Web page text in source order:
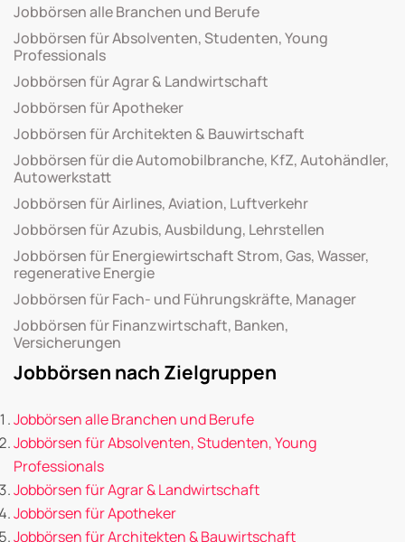
Jobbörsen alle Branchen und Berufe
Jobbörsen für Absolventen, Studenten, Young
Professionals
Jobbörsen für Agrar & Landwirtschaft
Jobbörsen für Apotheker
Jobbörsen für Architekten & Bauwirtschaft
Jobbörsen für die Automobilbranche, KfZ, Autohändler,
Autowerkstatt
Jobbörsen für Airlines, Aviation, Luftverkehr
Jobbörsen für Azubis, Ausbildung, Lehrstellen
Jobbörsen für Energiewirtschaft Strom, Gas, Wasser,
regenerative Energie
Jobbörsen für Fach- und Führungskräfte, Manager
Jobbörsen für Finanzwirtschaft, Banken,
Versicherungen
Jobbörsen nach Zielgruppen
Jobbörsen alle Branchen und Berufe
Jobbörsen für Absolventen, Studenten, Young
Professionals
Jobbörsen für Agrar & Landwirtschaft
Jobbörsen für Apotheker
Jobbörsen für Architekten & Bauwirtschaft